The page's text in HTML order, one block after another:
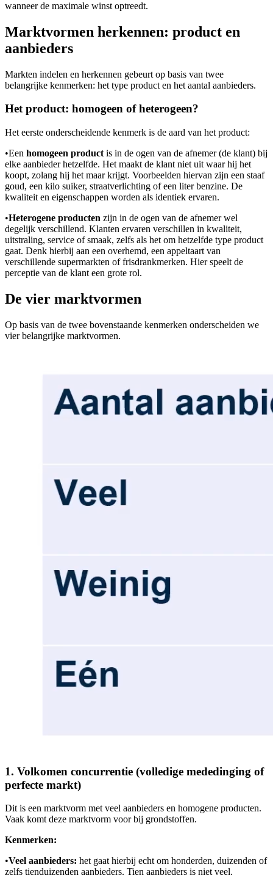
wanneer de maximale winst optreedt.
Marktvormen herkennen: product en
aanbieders
Markten indelen en herkennen gebeurt op basis van twee
belangrijke kenmerken: het type product en het aantal aanbieders.
Het product: homogeen of heterogeen?
Het eerste onderscheidende kenmerk is de aard van het product:
•Een homogeen product is in de ogen van de afnemer (de klant) bij
elke aanbieder hetzelfde. Het maakt de klant niet uit waar hij het
koopt, zolang hij het maar krijgt. Voorbeelden hiervan zijn een staaf
goud, een kilo suiker, straatverlichting of een liter benzine. De
kwaliteit en eigenschappen worden als identiek ervaren.
•Heterogene producten zijn in de ogen van de afnemer wel
degelijk verschillend. Klanten ervaren verschillen in kwaliteit,
uitstraling, service of smaak, zelfs als het om hetzelfde type product
gaat. Denk hierbij aan een overhemd, een appeltaart van
verschillende supermarkten of frisdrankmerken. Hier speelt de
perceptie van de klant een grote rol.
De vier marktvormen
Op basis van de twee bovenstaande kenmerken onderscheiden we
vier belangrijke marktvormen.
1. Volkomen concurrentie (volledige mededinging of
perfecte markt)
Dit is een marktvorm met veel aanbieders en homogene producten.
Vaak komt deze marktvorm voor bij grondstoffen.
Kenmerken:
•Veel aanbieders: het gaat hierbij echt om honderden, duizenden of
zelfs tienduizenden aanbieders. Tien aanbieders is niet veel.